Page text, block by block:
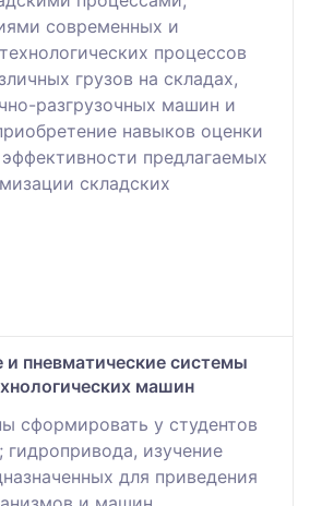
современных и
процессов
грузов на складах,
разгрузочных машин и
навыков оценки
предлагаемых
складских
и пневматические системы
машин
сформировать у студентов
гидропривода, изучение
для приведения